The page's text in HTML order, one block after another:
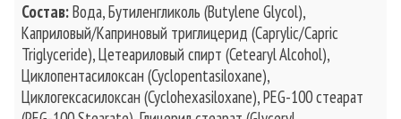
Состав:Вода, Бутиленгликоль (Butylene Glycol),
Каприловый/Каприновый триглицерид (Caprylic/Capric
Triglyceride), Цетеариловый спирт (Cetearyl Alcohol),
Циклопентасилоксан (Cyclopentasiloxane),
Циклогексасилоксан (Cyclohexasiloxane), PEG-100 стеарат